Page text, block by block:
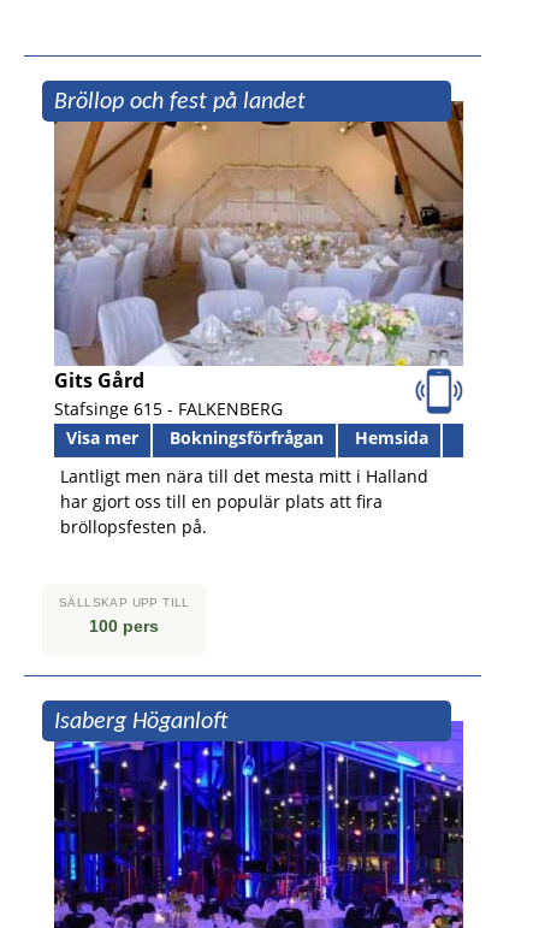
Bröllop och fest på landet
Gits Gård
Stafsinge 615 - FALKENBERG
Visa mer
Bokningsförfrågan
Hemsida
Lantligt men nära till det mesta mitt i Halland
har gjort oss till en populär plats att fira
bröllopsfesten på.
SÄLLSKAP UPP TILL
100 pers
Isaberg Höganloft